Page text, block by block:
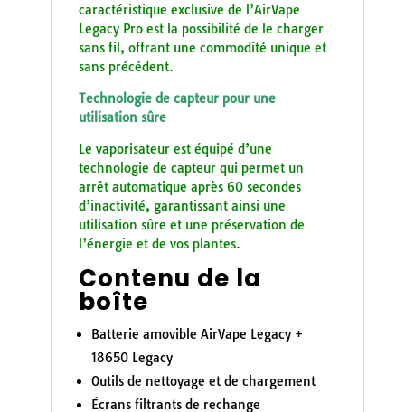
caractéristique exclusive de l’AirVape
Legacy Pro est la possibilité de le charger
sans fil, offrant une commodité unique et
sans précédent.
Technologie de capteur pour une
utilisation sûre
Le vaporisateur est équipé d’une
technologie de capteur qui permet un
arrêt automatique après 60 secondes
d’inactivité, garantissant ainsi une
utilisation sûre et une préservation de
l’énergie et de vos plantes.
Contenu de la
boîte
Batterie amovible AirVape Legacy +
18650 Legacy
Outils de nettoyage et de chargement
Écrans filtrants de rechange